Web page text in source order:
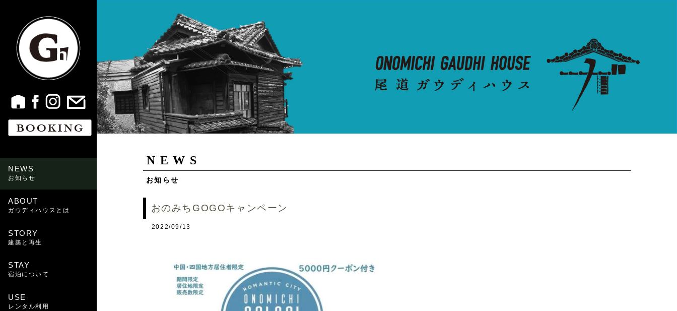
NEWS
お知らせ
ABOUT
ガウディハウスとは
STORY
建築と再生
STAY
宿泊について
USE
レンタル利用
NEWS
お知らせ
おのみちGOGOキャンペーン
2022/09/13